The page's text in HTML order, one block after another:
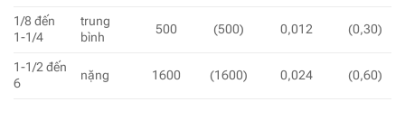
1/8 đến
1-1/4
trung
bình
500 (500) 0,012 (0,30)
1-1/2 đến
6
nặng 1600 (1600) 0,024 (0,60)